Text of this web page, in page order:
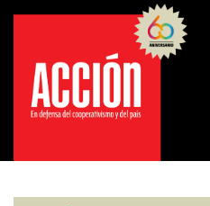
Saltar
contenido